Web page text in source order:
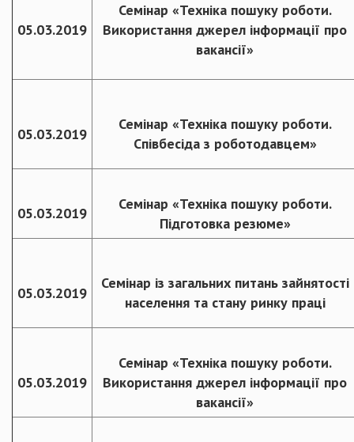
05.03.2019
Семінар «Техніка пошуку роботи.
Використання джерел інформації про
вакансії»
05.03.2019
Семінар «Техніка пошуку роботи.
Співбесіда з роботодавцем»
05.03.2019
Семінар «Техніка пошуку роботи.
Підготовка резюме»
05.03.2019
Семінар із загальних питань зайнятості
населення та стану ринку праці
05.03.2019
Семінар «Техніка пошуку роботи.
Використання джерел інформації про
вакансії»